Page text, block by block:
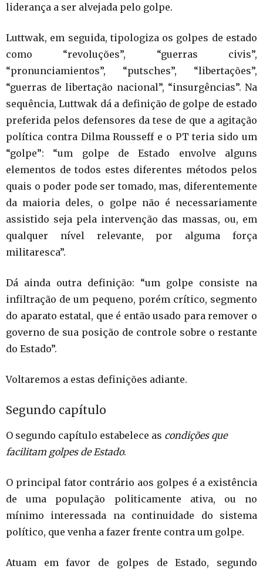
liderança a ser alvejada pelo golpe.
Luttwak, em seguida, tipologiza os golpes de estado
como “revoluções”, “guerras civis”,
“pronunciamientos”, “putsches”, “libertações”,
“guerras de libertação nacional”, “insurgências”. Na
sequência, Luttwak dá a definição de golpe de estado
preferida pelos defensores da tese de que a agitação
política contra Dilma Rousseff e o PT teria sido um
“golpe”: “um golpe de Estado envolve alguns
elementos de todos estes diferentes métodos pelos
quais o poder pode ser tomado, mas, diferentemente
da maioria deles, o golpe não é necessariamente
assistido seja pela intervenção das massas, ou, em
qualquer nível relevante, por alguma força
militaresca”.
Dá ainda outra definição: “um golpe consiste na
infiltração de um pequeno, porém crítico, segmento
do aparato estatal, que é então usado para remover o
governo de sua posição de controle sobre o restante
do Estado”.
Voltaremos a estas definições adiante.
Segundo capítulo
O segundo capítulo estabelece as condições que
facilitam golpes de Estado.
O principal fator contrário aos golpes é a existência
de uma população politicamente ativa, ou no
mínimo interessada na continuidade do sistema
político, que venha a fazer frente contra um golpe.
Atuam em favor de golpes de Estado, segundo